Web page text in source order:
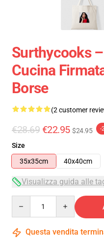
Surthycooks
Cucina
Borse
(2 customer
€28.69 €22.95 $24.95 -
Size
35x35cm
40x40cm
Visualizza guida alle
Questa vendita